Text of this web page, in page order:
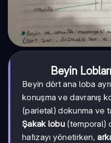
Beyin
Beyin dört ana loba
konuşma ve davranış
(parietal) dokunma ve
Şakak lobu (temporal)
hafızayı yönetirken,